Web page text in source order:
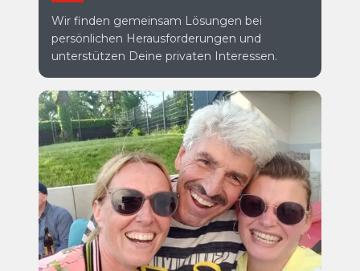
Wir finden gemeinsam Lösungen bei
persönlichen Herausforderungen und
unterstützen Deine privaten Interessen.